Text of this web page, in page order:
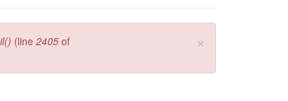
×
(line 2405 of